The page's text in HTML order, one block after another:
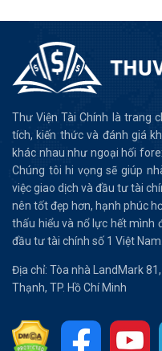
Thư Viện Tài Chính là trang
tích, kiến thức và đánh giá
khác nhau như ngoại hối
Chúng tôi hi vọng sẽ giúp
việc giao dịch và đầu tư tài
nên tốt đẹp hơn, hạnh phúc
thấu hiểu và nổ lực hết mình
đầu tư tài chính số 1 Việt Nam.
Địa chỉ: Tòa nhà LandMark
Thạnh, TP. Hồ Chí Minh